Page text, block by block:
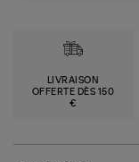
LIVRAISON
OFFERTE DÈS 150
€